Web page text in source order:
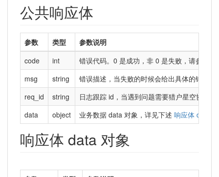
公共响应体
参数 类型
参数说明
code
int 错误代码。0 是成功，非 0 是失败，请参考
msg
string
错误描述，当失败的时候会给出具体的错误描
req_id
string
日志跟踪 id，当遇到问题需要猎户星空协助
data
object 业务数据 data 对象，详见下述 响应体 data
响应体 data 对象